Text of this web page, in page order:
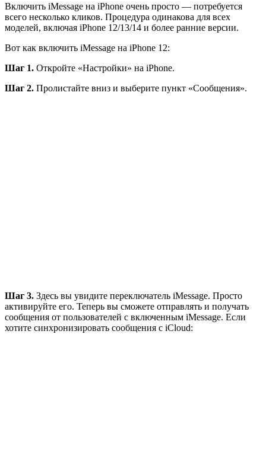
Включить iMessage на iPhone очень просто — потребуется
всего несколько кликов. Процедура одинакова для всех
моделей, включая iPhone 12/13/14 и более ранние версии.
Вот как включить iMessage на iPhone 12:
Шаг 1. Откройте «Настройки» на iPhone.
Шаг 2. Пролистайте вниз и выберите пункт «Сообщения».
Шаг 3. Здесь вы увидите переключатель iMessage. Просто
активируйте его. Теперь вы сможете отправлять и получать
сообщения от пользователей с включенным iMessage. Если
хотите синхронизировать сообщения с iCloud: